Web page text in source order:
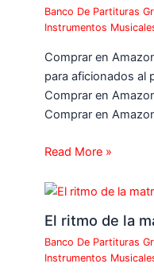
Banco De Partituras
Instrumentos
Comprar en
para aficionados al
Comprar en
Comprar en
Read More »
El ritmo de la
Banco De Partituras
Instrumentos